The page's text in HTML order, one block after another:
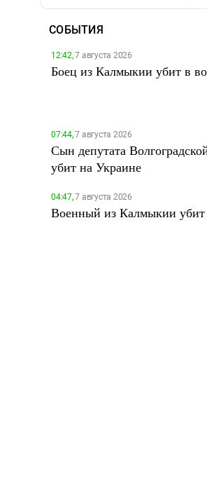
СОБЫТИЯ
12:42,7 августа 2026
Боец из Калмыкии убит в
07:44,7 августа 2026
Сын депутата
убит на Украине
04:47,7 августа 2026
Военный из Калмыкии убит